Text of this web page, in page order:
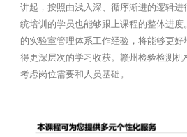
讲起，按照由浅入深、循序渐进的逻辑
统培训的学员也能够跟上课程的整体进
的实验室管理体系工作经验，将能够更
得更深层次的学习收获。赣州检验检测
考虑岗位需要和人员基础。